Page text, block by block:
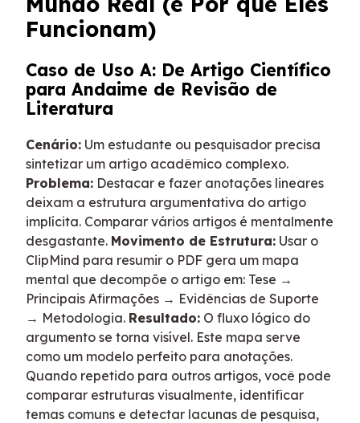
Funcionam)
Caso de Uso A: De Artigo Científico
para Andaime de Revisão de
Literatura
Cenário: Um estudante ou pesquisador precisa
sintetizar um artigo acadêmico complexo.
Problema: Destacar e fazer anotações lineares
deixam a estrutura argumentativa do artigo
implícita. Comparar vários artigos é mentalmente
desgastante. Movimento de Estrutura: Usar o
ClipMind para resumir o PDF gera um mapa
mental que decompõe o artigo em: Tese →
Principais Afirmações → Evidências de Suporte
→ Metodologia. Resultado: O fluxo lógico do
argumento se torna visível. Este mapa serve
como um modelo perfeito para anotações.
Quando repetido para outros artigos, você pode
comparar estruturas visualmente, identificar
temas comuns e detectar lacunas de pesquisa,